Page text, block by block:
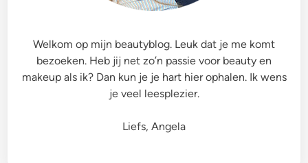
Welkom op mijn beautyblog. Leuk dat je me komt
bezoeken. Heb jij net zo’n passie voor beauty en
makeup als ik? Dan kun je je hart hier ophalen. Ik wens
je veel leesplezier.
Liefs, Angela